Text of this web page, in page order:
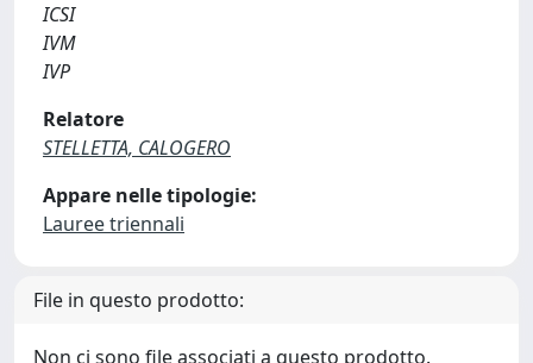
ICSI
IVM
IVP
Relatore
STELLETTA, CALOGERO
Appare nelle tipologie:
Lauree triennali
File in questo prodotto:
Non ci sono file associati a questo prodotto.